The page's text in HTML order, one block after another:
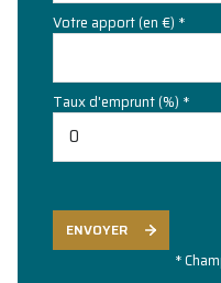
Votre apport (en €) *
Taux d'emprunt (%) *
ENVOYER
*